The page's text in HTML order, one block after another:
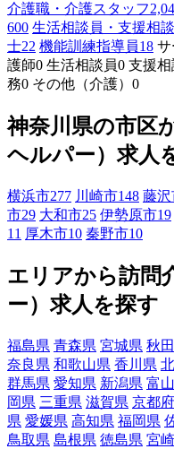
介護職・介護スタッフ
600 生活相談員・支援相
士22 機能訓練指導員18 サ
護師0 生活相談員0 支援相
務0 その他（介護） 0
神奈川県の市区
ヘルパー）求人
横浜市277 川崎市148 藤沢
市29 大和市25 伊勢原市19
11 厚木市10 秦野市10
エリアから訪問
ー）求人を探す
福島県 青森県 宮城県 秋
奈良県 和歌山県 香川県
群馬県 愛知県 新潟県 富
岡県 三重県 滋賀県 京都府
県 愛媛県 高知県 福岡県
鳥取県 島根県 徳島県 宮